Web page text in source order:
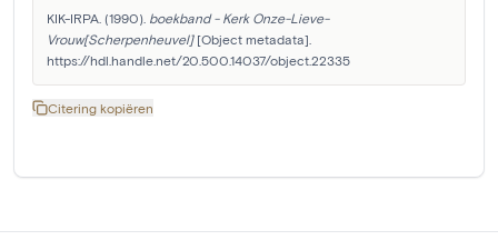
KIK-IRPA. (1990). boekband - Kerk Onze-Lieve-
Vrouw[Scherpenheuvel] [Object metadata].
https://hdl.handle.net/20.500.14037/object.22335
Citering kopiëren